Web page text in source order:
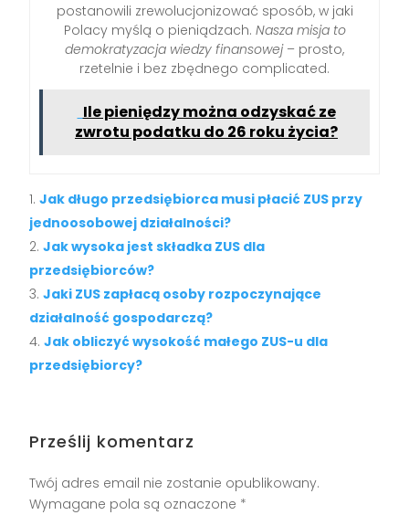
postanowili zrewolucjonizować sposób, w jaki
Polacy myślą o pieniądzach. Nasza misja to
demokratyzacja wiedzy finansowej– prosto,
rzetelnie i bez zbędnego complicated.
Ile pieniędzy można odzyskać ze
zwrotu podatku do 26 roku życia?
Jak długo przedsiębiorca musi płacić ZUS przy
jednoosobowej działalności?
Jak wysoka jest składka ZUS dla
przedsiębiorców?
Jaki ZUS zapłacą osoby rozpoczynające
działalność gospodarczą?
Jak obliczyć wysokość małego ZUS-u dla
przedsiębiorcy?
Prześlij komentarz
Twój adres email nie zostanie opublikowany.
Wymagane pola są oznaczone *